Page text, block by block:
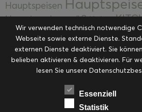
Hauptspeisen
Hauptspeisen süßKekse
Kuchen, Torten &
Desserts Kulinarik Kulinarische
Eingemachtes Ohne Kategorie
RezepteSaisonalSlider
Suppen, Salate &
Vorspeisen, Salate &
Wir verwenden technisch notwendige
Webseite sowie externe Dienste.
externen Dienste deaktiviert. Sie
belieben aktivieren & deaktivieren. Für
lesen Sie unsere
Essenziell
Statistik